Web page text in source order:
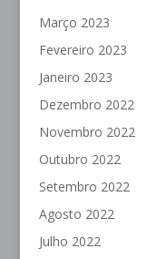
Março 2023
Fevereiro 2023
Janeiro 2023
Dezembro 2022
Novembro 2022
Outubro 2022
Setembro 2022
Agosto 2022
Julho 2022